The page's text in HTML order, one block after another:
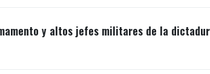
y altos jefes militares de la